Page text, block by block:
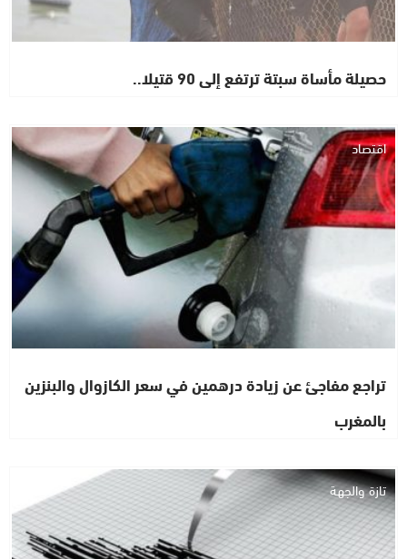
حصيلة مأساة سبتة ترتفع إلى 90 قتيلا..
اقتصاد
تراجع مفاجئ عن زيادة درهمين في سعر الكازوال والبنزين
بالمغرب
تازة والجهة